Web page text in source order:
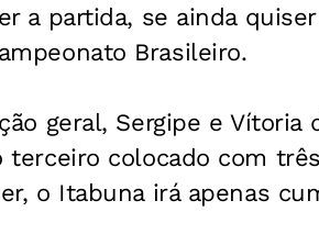
a partida, se ainda
Brasileiro.
geral, Sergipe e
terceiro colocado com
o Itabuna irá apenas